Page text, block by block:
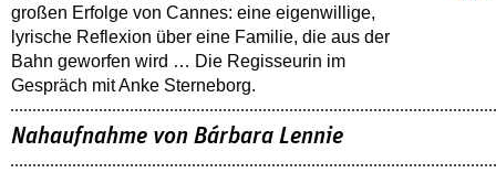
großen Erfolge von Cannes: eine eigenwillige,
lyrische Reflexion über eine ­Familie, die aus der
Bahn geworfen wird … Die Regisseurin im
Gespräch mit Anke Sterneborg.
Nahaufnahme von Bárbara Lennie